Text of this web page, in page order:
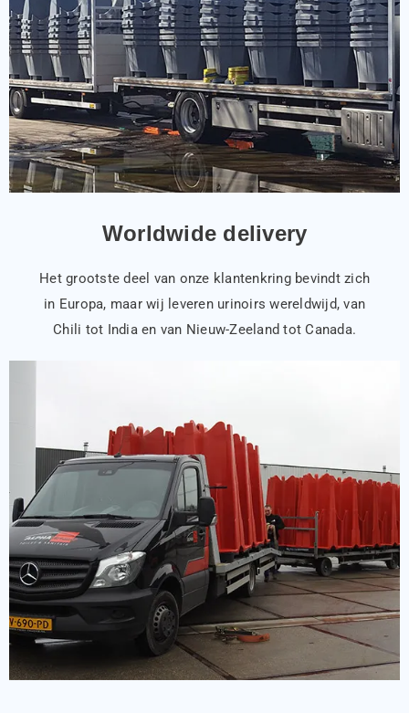
Worldwide delivery
Het grootste deel van onze klantenkring bevindt zich
in Europa, maar wij leveren urinoirs wereldwijd, van
Chili tot India en van Nieuw-Zeeland tot Canada.